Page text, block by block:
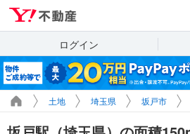
ログイン
土地 埼玉県 坂戸市